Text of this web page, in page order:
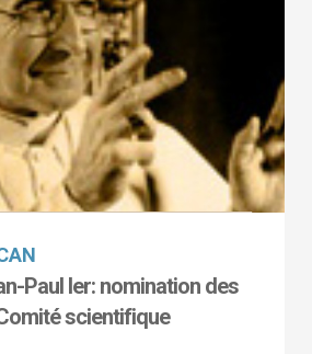
Paul Ier: nomination des
scientifique